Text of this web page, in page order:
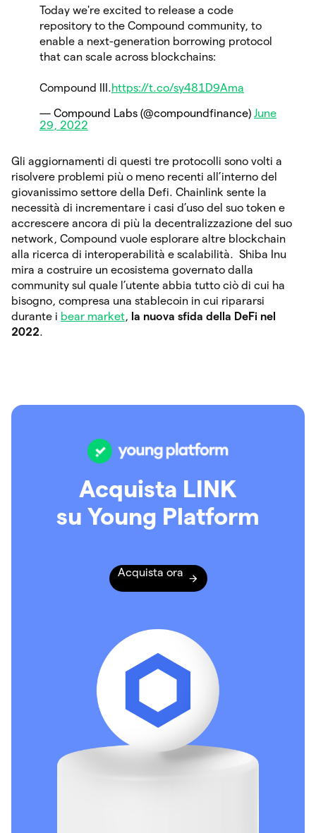
Today we're excited to release a code
repository to the Compound community, to
enable a next-generation borrowing protocol
that can scale across blockchains:
Compound III.https://t.co/sy481D9Ama
— Compound Labs (@compoundfinance) June
29, 2022
Gli aggiornamenti di questi tre protocolli sono volti a
risolvere problemi più o meno recenti all’interno del
giovanissimo settore della Defi. Chainlink sente la
necessità di incrementare i casi d’uso del suo token e
accrescere ancora di più la decentralizzazione del suo
network, Compound vuole esplorare altre blockchain
alla ricerca di interoperabilità e scalabilità. Shiba Inu
mira a costruire un ecosistema governato dalla
community sul quale l’utente abbia tutto ciò di cui ha
bisogno, compresa una stablecoin in cui ripararsi
durante i bear market, la nuova sfida della DeFi nel
2022.
Acquista LINK
su Young Platform
Acquista ora